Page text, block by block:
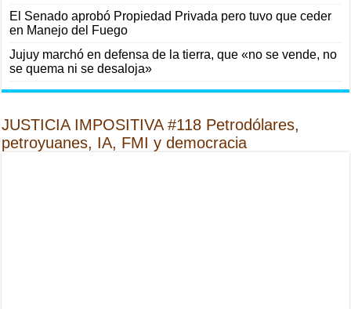
El Senado aprobó Propiedad Privada pero tuvo que ceder
en Manejo del Fuego
Jujuy marchó en defensa de la tierra, que «no se vende, no
se quema ni se desaloja»
JUSTICIA IMPOSITIVA #118 Petrodólares,
petroyuanes, IA, FMI y democracia